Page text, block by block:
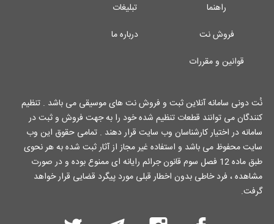
راهنما
تبلیغات
فروش نت
درباره ما
قوانین و مقررات
نُت دونی سامانه آنلاین ثبت و فروش نت های موسیقی می باشد . تنظیم
کنندگان می توانند قطعات تنظیم شده خود را به جهت فروش و ثبت در
سامانه در اختیار کارشناسان وب سایت قرار دهند . تمامی حقوق این وب
سایت محفوظ می باشد و استفاده غیر مجاز از آثار ثبت شده به هر نحوی
طبق ماده 12 فصل سوم قانون جرائم رایانه ای ممنوع بوده و در صورت
مشاهده ، فرد خاطی بدون اخطار قبلی مورد پیگرد قضایی قرار خواهد
گرفت.